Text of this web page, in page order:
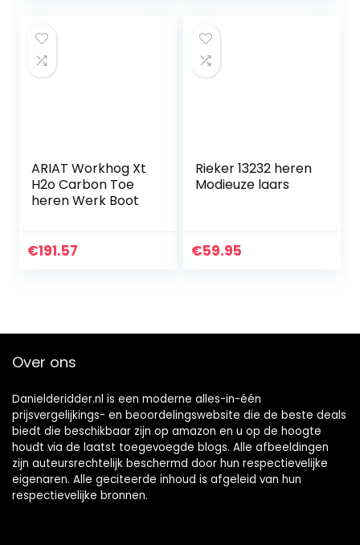
ARIAT Workhog Xt
H2o Carbon Toe
heren Werk Boot
€191.57
Rieker 13232 heren
Modieuze laars
€59.95
Over ons
Danielderidder.nl is een moderne alles-in-één
prijsvergelijkings- en beoordelingswebsite die de beste deals
biedt die beschikbaar zijn op amazon en u op de hoogte
houdt via de laatst toegevoegde blogs. Alle afbeeldingen
zijn auteursrechtelijk beschermd door hun respectievelijke
eigenaren. Alle geciteerde inhoud is afgeleid van hun
respectievelijke bronnen.